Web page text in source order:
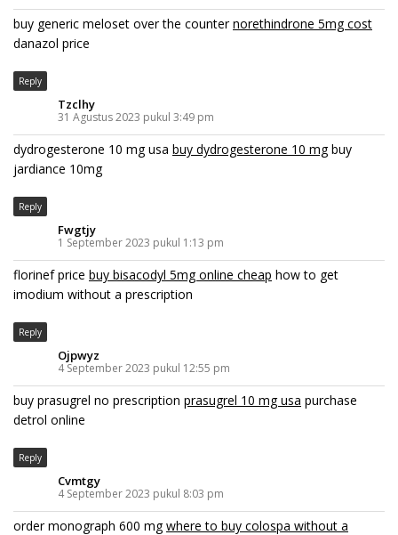
buy generic meloset over the counternorethindrone 5mg cost
danazol price
Reply
Tzclhy
31 Agustus 2023 pukul 3:49 pm
dydrogesterone 10 mg usa buy dydrogesterone 10 mgbuy
jardiance 10mg
Reply
Fwgtjy
1 September 2023 pukul 1:13 pm
florinef price buy bisacodyl 5mg online cheap how to get
imodium without a prescription
Reply
Ojpwyz
4 September 2023 pukul 12:55 pm
buy prasugrel no prescription prasugrel 10 mg usa purchase
detrol online
Reply
Cvmtgy
4 September 2023 pukul 8:03 pm
order monograph 600 mgwhere to buy colospa without a